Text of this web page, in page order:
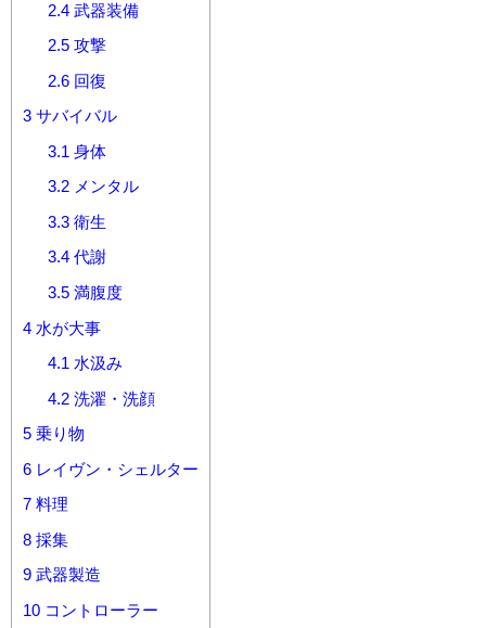
2.4武器装備
2.5攻撃
2.6回復
3 サバイバル
3.1 身体
3.2メンタル
3.3衛生
3.4代謝
3.5満腹度
4 水が大事
4.1 水汲み
4.2洗濯・洗顔
5 乗り物
6 レイヴン・シェルター
7 料理
8 採集
9 武器製造
10 コントローラー